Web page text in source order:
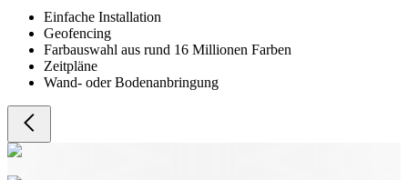
Einfache Installation
Geofencing
Farbauswahl aus rund 16 Millionen Farben
Zeitpläne
Wand- oder Bodenanbringung